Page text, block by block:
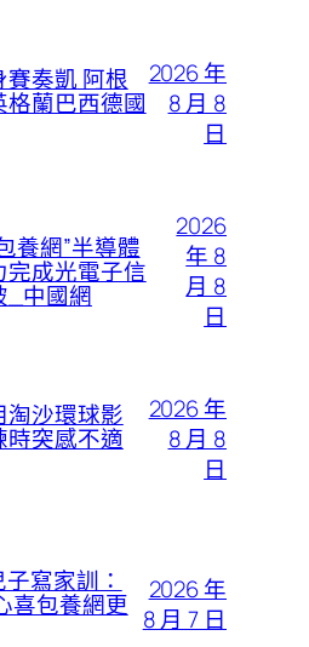
奏凱 阿根
蘭巴西德國
2026 年
8 月 8
日
養網”半導體
成光電子信
_中國網
2026
年 8
月 8
日
淘沙環球影
時突感不適
2026 年
8 月 8
日
寫家訓：
喜包養網更
2026 年
8 月 7 日